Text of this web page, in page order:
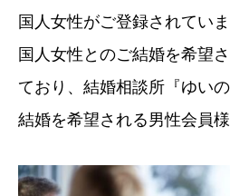
国人女性がご登録されてい
国人女性とのご結婚を希望
ており、結婚相談所『ゆい
結婚を希望される男性会員